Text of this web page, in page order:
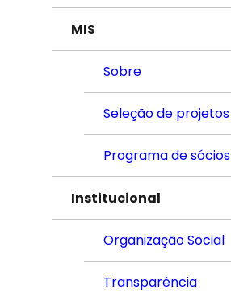
MIS
Sobre
Seleção de projetos
Programa de sócios
Institucional
Organização Social
Transparência